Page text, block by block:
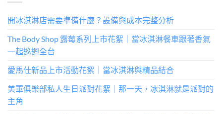
開冰淇淋店需要準備什麼？設備與成本完整分析
The Body Shop 露莓系列上市花絮｜當冰淇淋餐車跟著香氣
一起巡迴全台
愛馬仕新品上市活動花絮｜當冰淇淋與精品結合
美軍俱樂部私人生日派對花絮｜那一天，冰淇淋就是派對的
主角